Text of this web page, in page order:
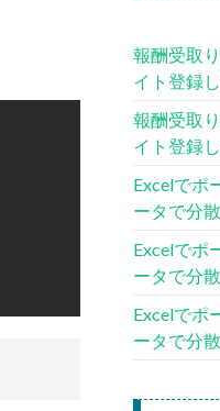
報酬受取
イト登録
報酬受取
イト登録
Excelでポ
ータで分
Excelでポ
ータで分
Excelでポ
ータで分